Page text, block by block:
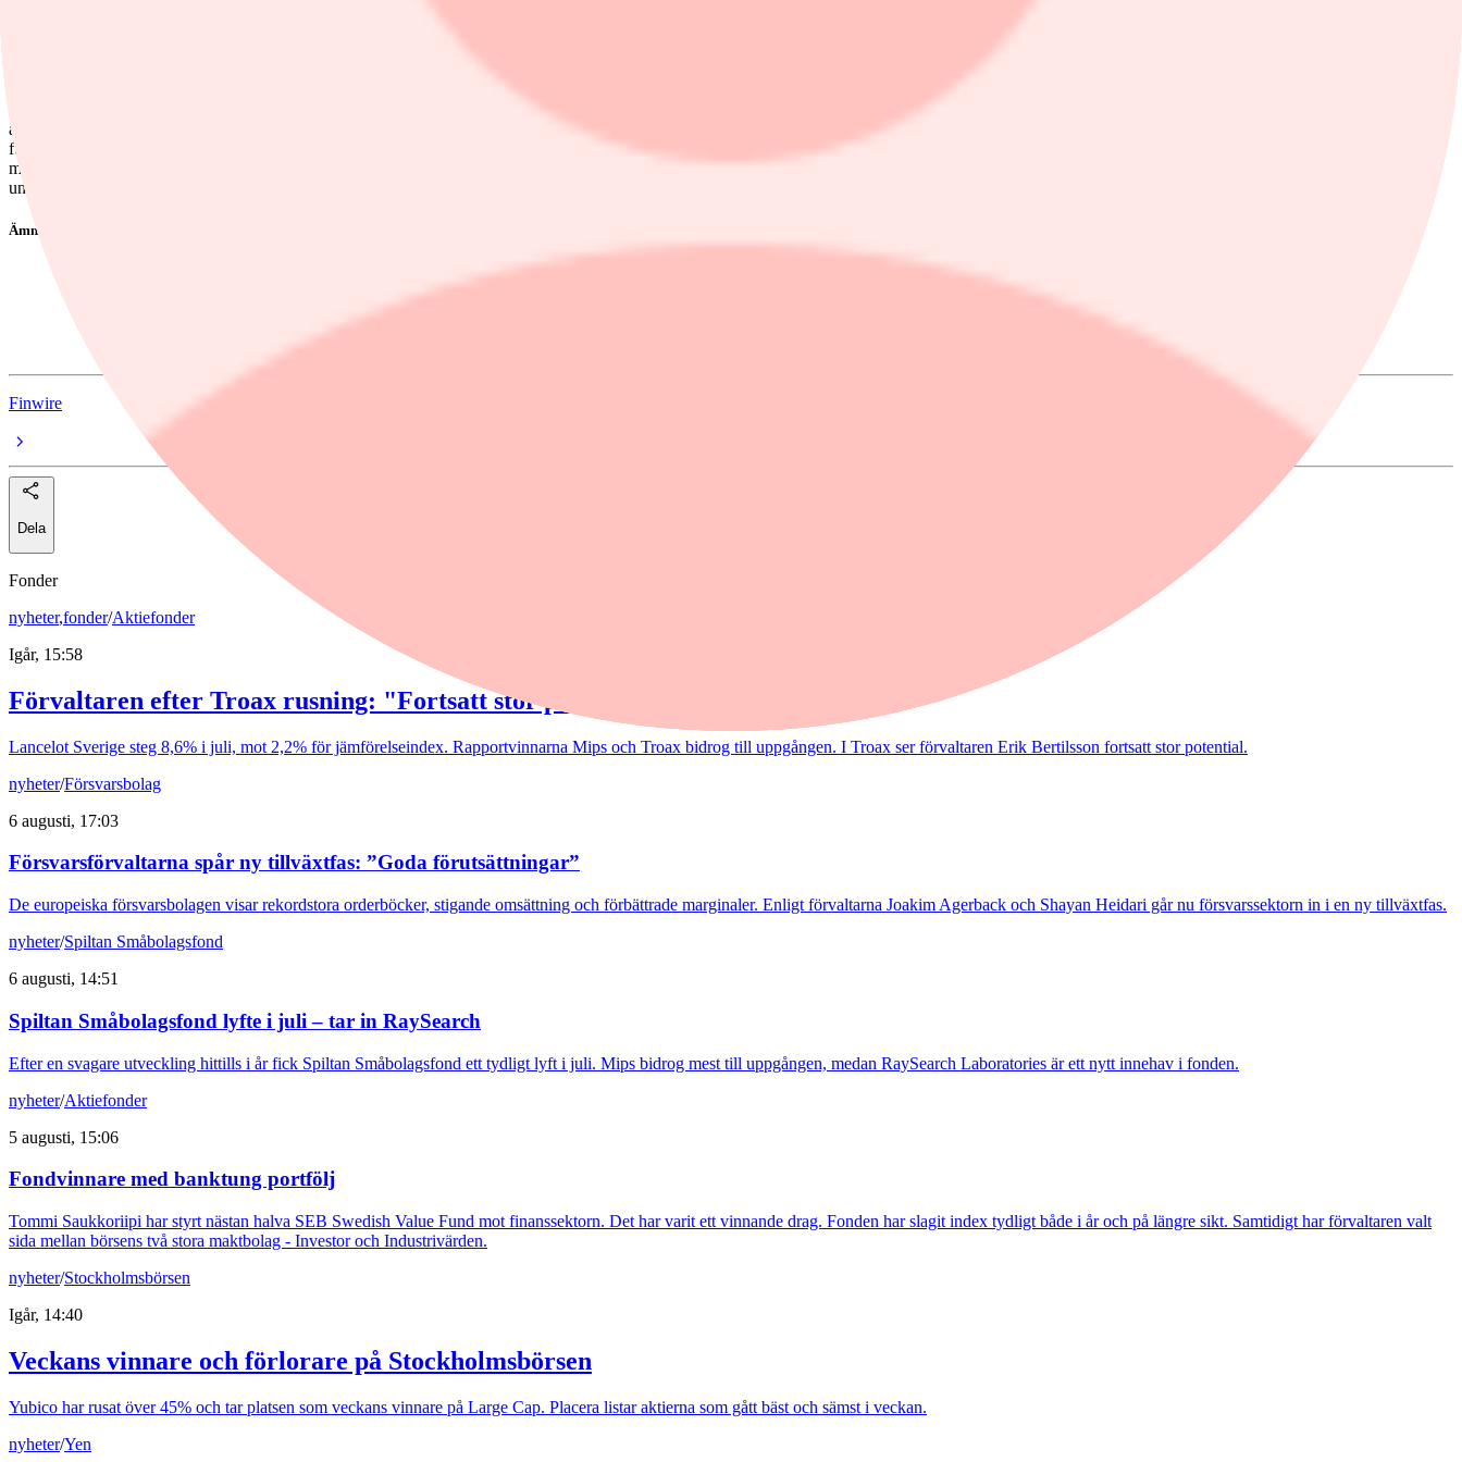
väntas emissionen bli genomförd i början av nästa år. Den är fullt garanterad. Efter att emissionen genomförts och det nya centrallagret tagits i drift, samt övriga kostnadsbesparingar realiserats, väntas
skuldsättningen minska mot det finansiella målet om <2,5 gånger nettoskuld/ebitda. Vad gäller centrallagret kommer det att ligga i Staffanstorp, strax öster om Malmö. Det kommer att vara utrustat med en
automationslösning från Autostore. Investeringen i automation förväntas sänka distributionskostnaderna samt öka effektiviteten med cirka 30 procent. Lagret väntas bli taget i drift under fjärde kvartalet 2025 och
fullt integrerat under 2026. "Bolagets e-handel har under de senaste åren vuxit kraftigt och står idag för cirka en tredjedel av koncernens försäljning. Genom vårt nya automatiserade centrallager får vi stora
möjligheter för ökad effektivitet i samtliga kanaler och möjlighet att leverera ytterligare värde till våra kunder och aktieägare. Vi ser med tillförsikt på framtiden och förväntar oss successivt en förbättrad marknad
under 2025 i takt med att konsumentförtroendet förväntas stärkas", säger VD Andreas Rylander.
Ämnen i artikeln
foretag
Kjell Group
Finwire
Dela
Fonder
nyheter,fonder/Aktiefonder
Igår, 15:58
Förvaltaren efter Troax rusning: "Fortsatt stor potential"
Lancelot Sverige steg 8,6% i juli, mot 2,2% för jämförelseindex. Rapportvinnarna Mips och Troax bidrog till uppgången. I Troax ser förvaltaren Erik Bertilsson fortsatt stor potential.
nyheter/Försvarsbolag
6 augusti, 17:03
Försvarsförvaltarna spår ny tillväxtfas: ”Goda förutsättningar”
De europeiska försvarsbolagen visar rekordstora orderböcker, stigande omsättning och förbättrade marginaler. Enligt förvaltarna Joakim Agerback och Shayan Heidari går nu försvarssektorn in i en ny tillväxtfas.
nyheter/Spiltan Småbolagsfond
6 augusti, 14:51
Spiltan Småbolagsfond lyfte i juli – tar in RaySearch
Efter en svagare utveckling hittills i år fick Spiltan Småbolagsfond ett tydligt lyft i juli. Mips bidrog mest till uppgången, medan RaySearch Laboratories är ett nytt innehav i fonden.
nyheter/Aktiefonder
5 augusti, 15:06
Fondvinnare med banktung portfölj
Tommi Saukkoriipi har styrt nästan halva SEB Swedish Value Fund mot finanssektorn. Det har varit ett vinnande drag. Fonden har slagit index tydligt både i år och på längre sikt. Samtidigt har förvaltaren valt
sida mellan börsens två stora maktbolag - Investor och Industrivärden.
nyheter/Stockholmsbörsen
Igår, 14:40
Veckans vinnare och förlorare på Stockholmsbörsen
Yubico har rusat över 45% och tar platsen som veckans vinnare på Large Cap. Placera listar aktierna som gått bäst och sämst i veckan.
nyheter/Yen